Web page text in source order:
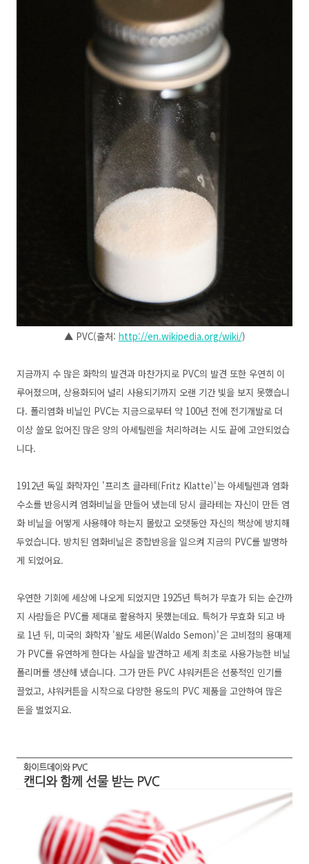
▲ PVC(출처: http://en.wikipedia.org/wiki/)
지금까지 수 많은 화학의 발견과 마찬가지로 PVC의 발견 또한 우연히 이
루어졌으며, 상용화되어 널리 사용되기까지 오랜 기간 빛을 보지 못했습니
다. 폴리염화 비닐인 PVC는 지금으로부터 약 100년 전에 전기개발로 더
이상 쓸모 없어진 많은 양의 아세틸렌을 처리하려는 시도 끝에 고안되었습
니다.
1912년 독일 화학자인 '프리츠 클라테(Fritz Klatte)'는 아세틸렌과 염화
수소를 반응시켜 염화비닐을 만들어 냈는데 당시 클라테는 자신이 만든 염
화 비닐을 어떻게 사용해야 하는지 몰랐고 오랫동안 자신의 책상에 방치해
두었습니다. 방치된 염화비닐은 중합반응을 일으켜 지금의 PVC를 발명하
게 되었어요.
우연한 기회에 세상에 나오게 되었지만 1925년 특허가 무효가 되는 순간까
지 사람들은 PVC를 제대로 활용하지 못했는데요. 특허가 무효화 되고 바
로 1년 뒤, 미국의 화학자 '왈도 세몬(Waldo Semon)'은 고비점의 용매제
가 PVC를 유연하게 한다는 사실을 발견하고 세계 최초로 사용가능한 비닐
폴리머를 생산해 냈습니다. 그가 만든 PVC 샤워커튼은 선풍적인 인기를
끌었고, 샤워커튼을 시작으로 다양한 용도의 PVC 제품을 고안하여 많은
돈을 벌었지요.